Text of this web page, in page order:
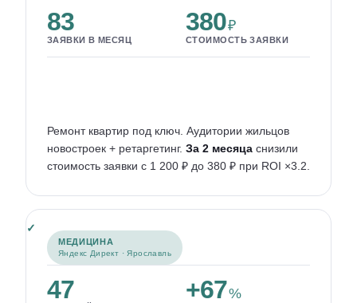
83
ЗАЯВКИ В МЕСЯЦ
380₽
СТОИМОСТЬ ЗАЯВКИ
Ремонт квартир под ключ. Аудитории жильцов
новостроек + ретаргетинг. За 2 месяца снизили
стоимость заявки с 1 200 ₽ до 380 ₽ при ROI ×3.2.
МЕДИЦИНА
Яндекс Директ · Ярославль
47 +67%